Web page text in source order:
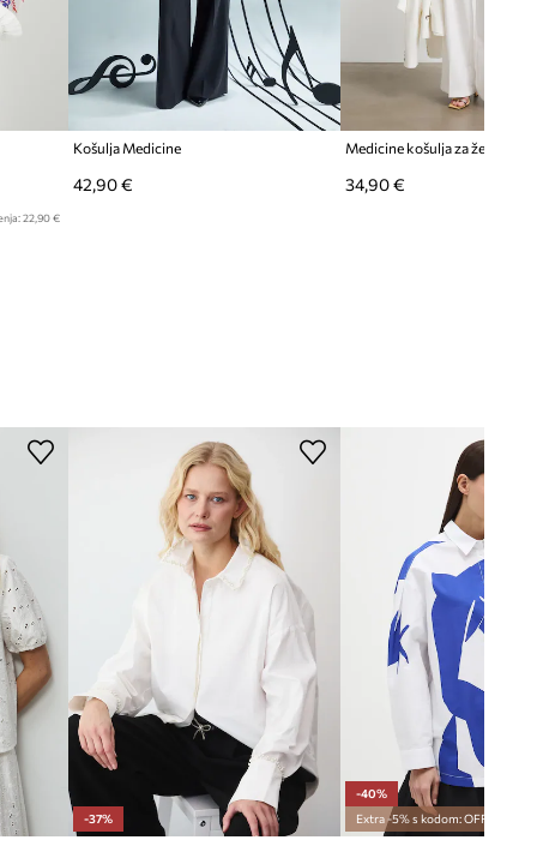
cm i ima na sebi veličinu S
Veća veličina
Preporučamo da odaberete manju
veličinu nego što nosite.
Pogledaje dimenzije proizvoda
22,90 €
Košulja Medicine
42,90 €
Medicine košulja za žene s
34,90 €
-37%
-40%
Extra -5% s kodom: OFF*